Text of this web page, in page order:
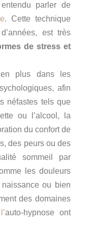
parler de
. Cette technique
est très
de stress et
plus dans les
afin
néfastes tels que
ou l’alcool, la
du confort de
des peurs ou des
sommeil par
les douleurs
ou bien
des domaines
l’auto-hypnose ont